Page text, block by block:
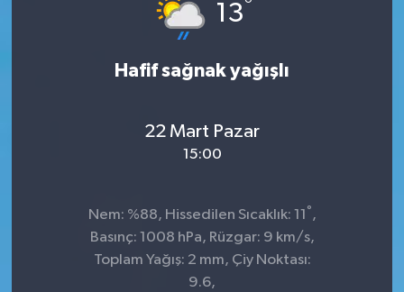
13°
Hafif sağnak yağışlı
22 Mart Pazar
15:00
Nem: %88, Hissedilen Sıcaklık: 11 ° ,
Basınç: 1008 hPa, Rüzgar: 9 km/s,
Toplam Yağış: 2 mm, Çiy Noktası:
9.6,